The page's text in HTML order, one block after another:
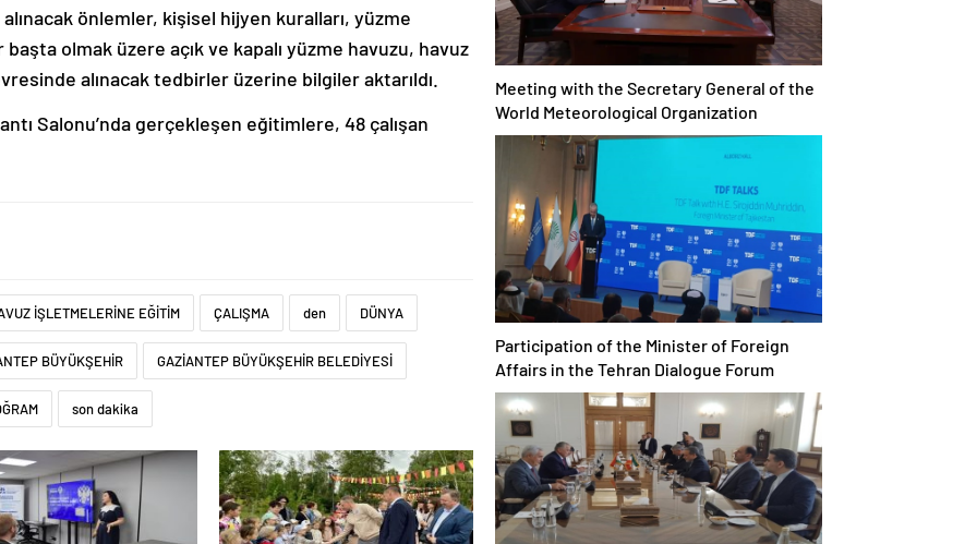
önlemler, kişisel hijyen kuralları, yüzme
olmak üzere açık ve kapalı yüzme havuzu, havuz
alınacak tedbirler üzerine bilgiler aktarıldı.
Salonu’nda gerçekleşen eğitimlere, 48 çalışan
İŞLETMELERİNE EĞİTİM ÇALIŞMA den DÜNYA
BÜYÜKŞEHİR GAZİANTEP BÜYÜKŞEHİR BELEDİYESİ
son dakika
Meeting with the Secretary General of the
World Meteorological Organization
Participation of the Minister of Foreign
Affairs in the Tehran Dialogue Forum